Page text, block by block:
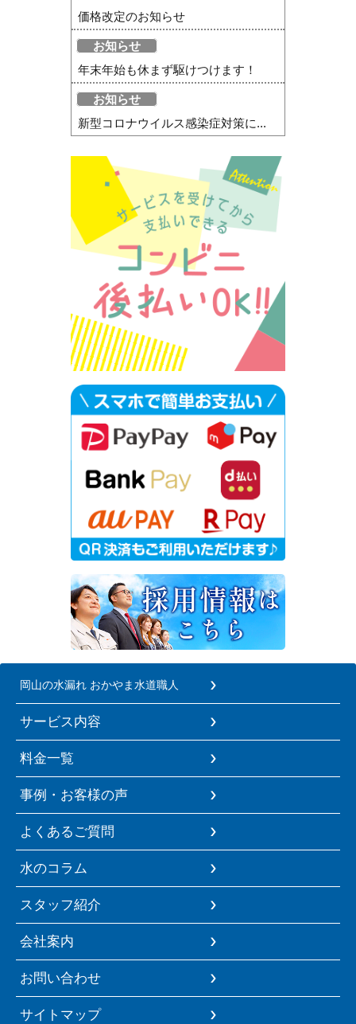
価格改定のお知らせ
お知らせ
年末年始も休まず駆けつけます！
お知らせ
新型コロナウイルス感染症対策に...
岡山の水漏れ おかやま水道職人
サービス内容
料金一覧
事例・お客様の声
よくあるご質問
水のコラム
スタッフ紹介
会社案内
お問い合わせ
サイトマップ